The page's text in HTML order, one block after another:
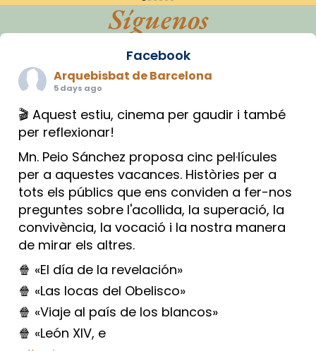
Síguenos
Facebook
Arquebisbat de Barcelona
5 days ago
🎬 Aquest estiu, cinema per gaudir i també
per reflexionar!
Mn. Peio Sánchez proposa cinc pel·lícules
per a aquestes vacances. Històries per a
tots els públics que ens conviden a fer-nos
preguntes sobre l'acollida, la superació, la
convivència, la vocació i la nostra manera
de mirar els altres.
🍿 «El día de la revelación»
🍿 «Las locas del Obelisco»
🍿 «Viaje al país de los blancos»
🍿 «León XIV, e